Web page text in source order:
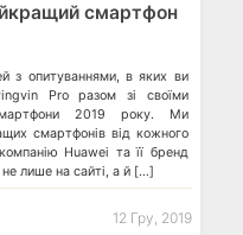
смартфон
з опитуваннями, в яких ви
Pro разом зі своїми
2019 року. Ми
смартфонів від кожного
Huawei та її бренд
лише на сайті, а й […]
12 Гру, 2019